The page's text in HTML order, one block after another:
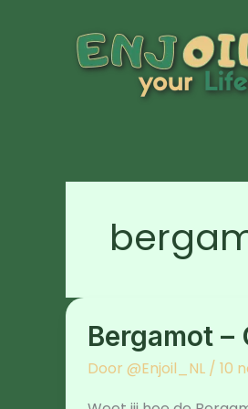
Bergamot –
Door @Enjoil_NL / 10
Citrus
bergamia